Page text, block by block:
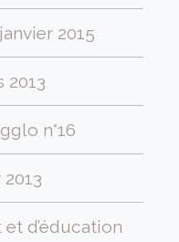
2015
2013
n°16
et d’éducation